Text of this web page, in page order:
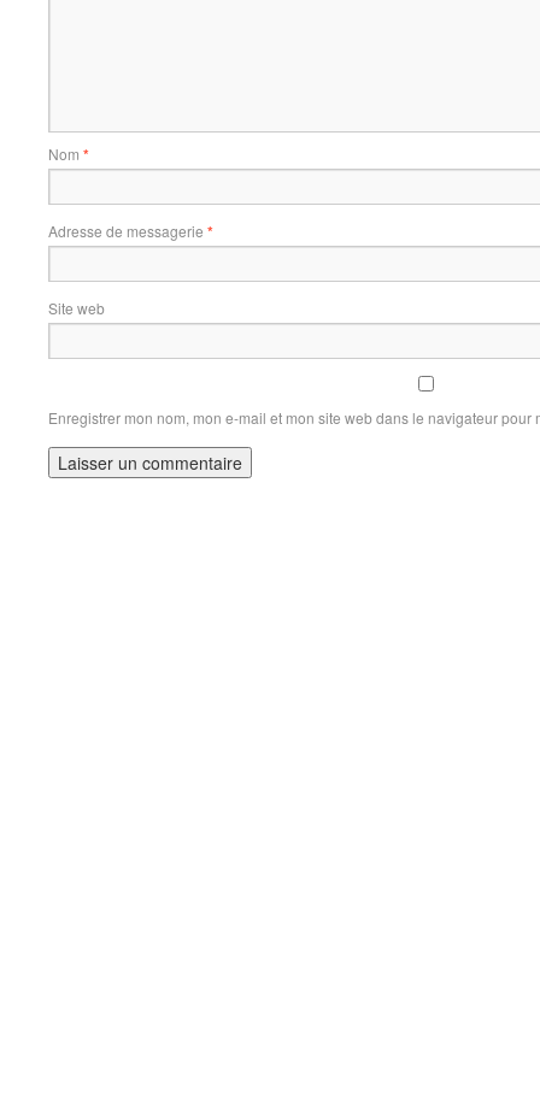
Nom *
Adresse de messagerie *
Site web
Enregistrer mon nom, mon e-mail et mon site web dans le navigateur pour